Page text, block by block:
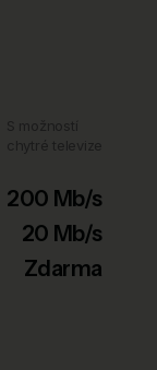
200 Mb/s
20 Mb/s
Zdarma